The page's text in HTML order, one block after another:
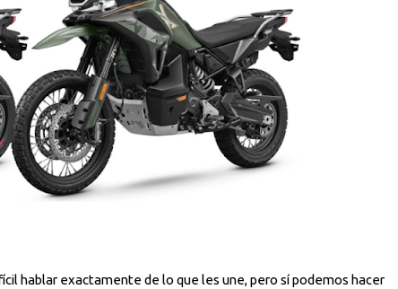
hablar exactamente de lo que les une, pero sí podemos hacer